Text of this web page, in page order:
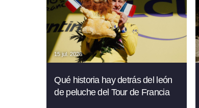
15 jul. 2026
Qué historia hay detrás del león
de peluche del Tour de Francia